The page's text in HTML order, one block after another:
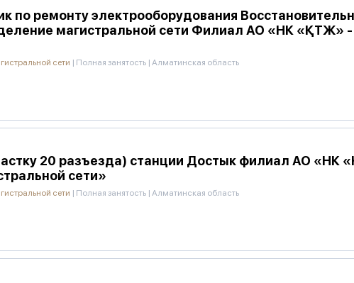
по ремонту электрооборудования
магистральной сети Филиал АО «НК «ҚТЖ»
сети | Полная занятость | Алматинская область
20 разъезда) станции Достык филиал АО «НК
сети»
сети | Полная занятость | Алматинская область